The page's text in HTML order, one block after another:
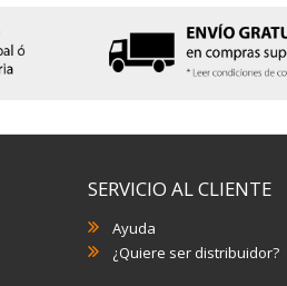
SERVICIO AL CLIENTE
Ayuda
¿Quiere ser distribuidor?